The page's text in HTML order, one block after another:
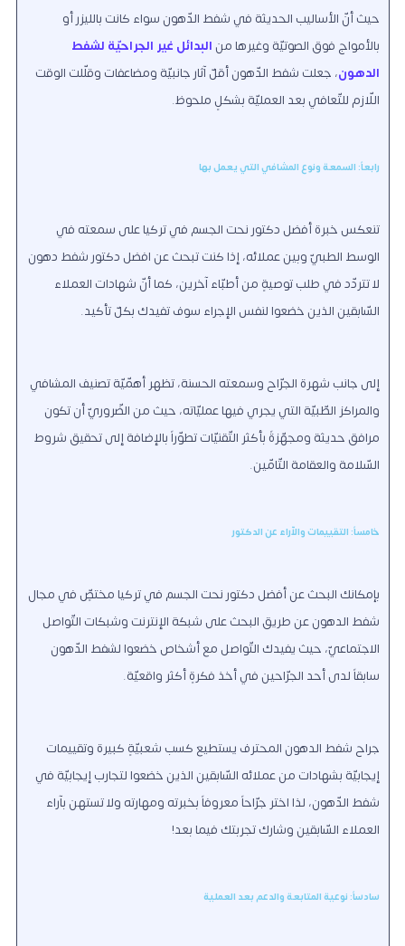
حيث أنّ الأساليب الحديثة في شفط الدّهون سواء كانت بالليزر أو
بالأمواج فوق الصوتيّة وغيرها من البدائل غير الجراحيّة لشفط
الدهون، جعلت شفط الدّهون أقلّ آثار جانبيّة ومضاعفات وقلّلت الوقت
اللّازم للتّعافي بعد العمليّة بشكلٍ ملحوظ.
رابعاً: السمعة ونوع المشافي التي يعمل بها
تنعكس خبرة أفضل دكتور نحت الجسم في تركيا على سمعته في
الوسط الطبيّ وبين عملائه، إذا كنت تبحث عن افضل دكتور شفط دهون
لا تتردّد في طلب توصيةٍ من أطبّاء آخرين، كما أنّ شهادات العملاء
السّابقين الذين خضعوا لنفس الإجراء سوف تفيدك بكلّ تأكيد.
إلى جانب شهرة الجرّاح وسمعته الحسنة، تظهر أهمّيّة تصنيف المشافي
والمراكز الطّبيّة التي يجري فيها عمليّاته، حيث من الضّروريّ أن تكون
مرافق حديثة ومجهّزةً بأكثر التّقنيّات تطوّراً بالإضافة إلى تحقيق شروط
السّلامة والعقامة التّامّين.
خامساً: التقييمات والآراء عن الدكتور
بإمكانك البحث عن أفضل دكتور نحت الجسم في تركيا مختصٍّ في مجال
شفط الدهون عن طريق البحث على شبكة الإنترنت وشبكات التّواصل
الاجتماعيّ، حيث يفيدك التّواصل مع أشخاص خضعوا لشفط الدّهون
سابقاً لدى أحد الجرّاحين في أخذ فكرةٍ أكثر واقعيّة.
جراح شفط الدهون المحترف يستطيع كسب شعبيّةٍ كبيرة وتقييمات
إيجابيّة بشهادات من عملائه السّابقين الذين خضعوا لتجارب إيجابيّة في
شفط الدّهون، لذا اختر جرّاحاً معروفاً بخبرته ومهارته ولا تستهن بآراء
العملاء السّابقين وشارك تجربتك فيما بعد!
سادساً: نوعية المتابعة والدعم بعد العملية